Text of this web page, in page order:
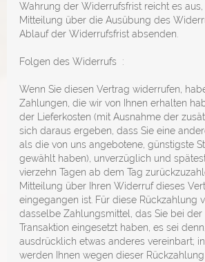
Wahrung der Widerrufsfrist reicht es aus,
Mitteilung über die Ausübung des
Ablauf der Widerrufsfrist absenden.
Folgen des Widerrufs :
Wenn Sie diesen Vertrag widerrufen,
Zahlungen, die wir von Ihnen erhalten
der Lieferkosten (mit Ausnahme der
sich daraus ergeben, dass Sie eine
als die von uns angebotene, günstigste
gewählt haben), unverzüglich und
vierzehn Tagen ab dem Tag
Mitteilung über Ihren Widerruf dieses
eingegangen ist. Für diese Rückzahlung
dasselbe Zahlungsmittel, das Sie bei
Transaktion eingesetzt haben, es sei
ausdrücklich etwas anderes vereinbart;
werden Ihnen wegen dieser